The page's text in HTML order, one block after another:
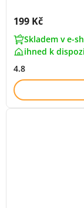
Cena s DPH:
199 Kč
Skladem v e-
ihned k
4.8